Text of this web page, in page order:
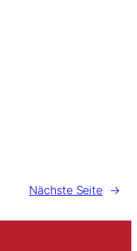
Nächste Seite →